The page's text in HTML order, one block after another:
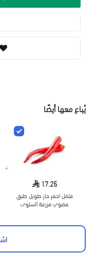
يُباع معها أيضًا
17.25
فلفل احمر حار طويل طبق
عضوي مزرعة السلوى
+
اشترِ 4